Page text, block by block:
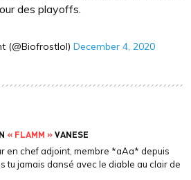
des playoffs.
(@Biofrostlol) December 4, 2020
« FLAMM »VANESE
en chef adjoint, membre *aAa* depuis
tu jamais dansé avec le diable au clair de